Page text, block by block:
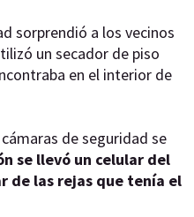
sorprendió a los vecinos
un secador de piso
en el interior de
de seguridad se
se llevó un celular del
de las rejas que tenía el